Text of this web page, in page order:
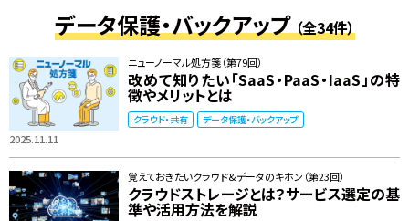
データ保護・バックアップ（全34件）
2025.11.11
ニューノーマル処方箋（第79回）
改めて知りたい「SaaS・PaaS・IaaS」の特
徴やメリットとは
クラウド・共有 データ保護・バックアップ
覚えておきたいクラウド&データのキホン（第23回）
クラウドストレージとは？サービス選定の基
準や活用方法を解説